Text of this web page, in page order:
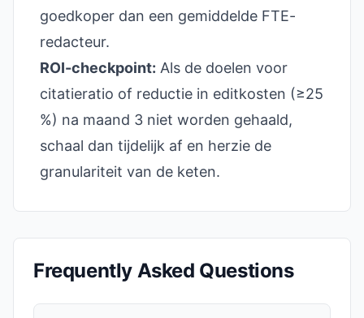
goedkoper dan een gemiddelde FTE-
redacteur.
ROI-checkpoint: Als de doelen voor
citatieratio of reductie in editkosten (≥25
%) na maand 3 niet worden gehaald,
schaal dan tijdelijk af en herzie de
granulariteit van de keten.
Frequently Asked Questions